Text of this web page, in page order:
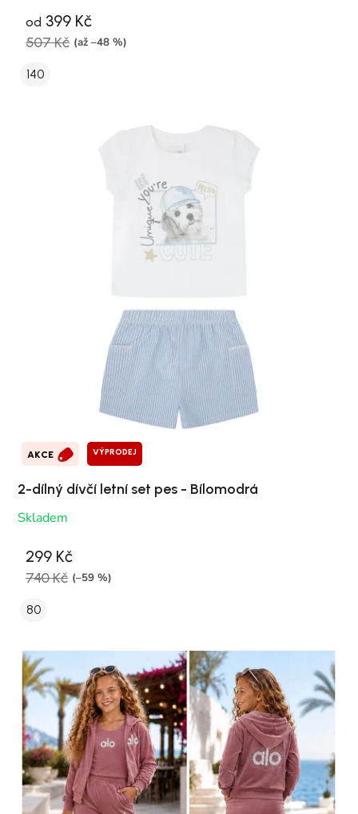
od 399 Kč
507 Kč (až –48 %)
140
AKCE VÝPRODEJ
2-dílný dívčí letní set pes - Bílomodrá
Skladem
299 Kč
740 Kč (–59 %)
80